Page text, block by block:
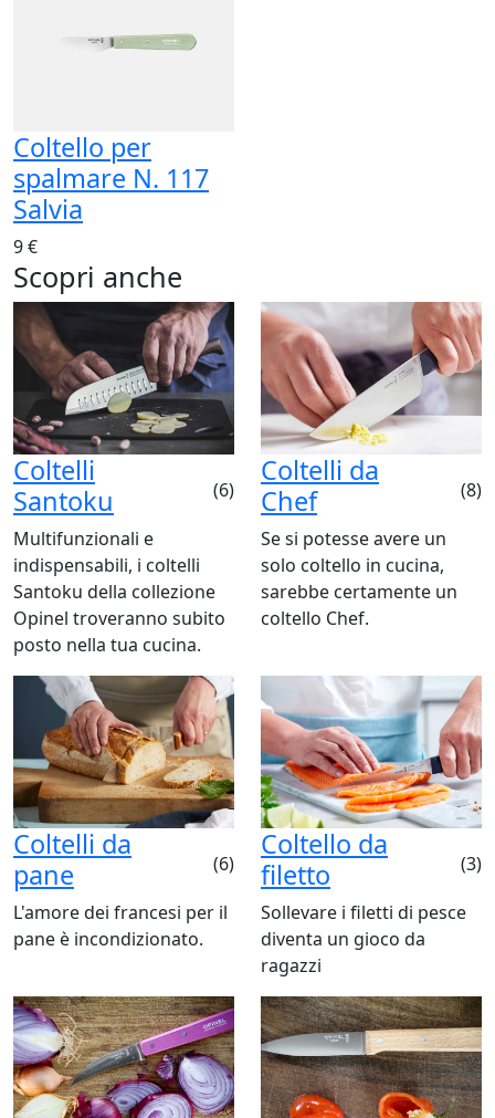
Coltello per
spalmare N. 117
Salvia
9 €
Scopri anche
Coltelli
Santoku
(6)
Multifunzionali e
indispensabili, i coltelli
Santoku della collezione
Opinel troveranno subito
posto nella tua cucina.
Coltelli da
Chef
(8)
Se si potesse avere un
solo coltello in cucina,
sarebbe certamente un
coltello Chef.
Coltelli da
pane
(6)
L'amore dei francesi per il
pane è incondizionato.
Coltello da
filetto
(3)
Sollevare i filetti di pesce
diventa un gioco da
ragazzi